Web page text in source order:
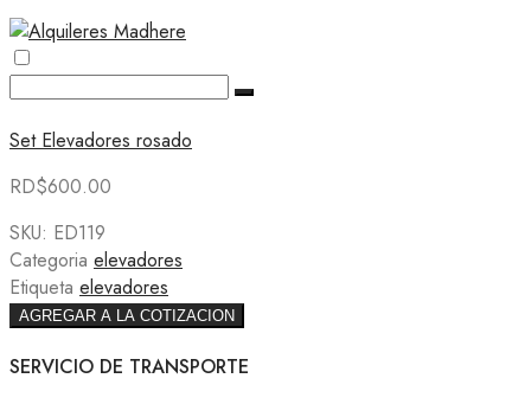
Set Elevadores rosado
RD$600.00
SKU: ED119
Categoria elevadores
Etiqueta elevadores
AGREGAR A LA COTIZACION
SERVICIO DE TRANSPORTE